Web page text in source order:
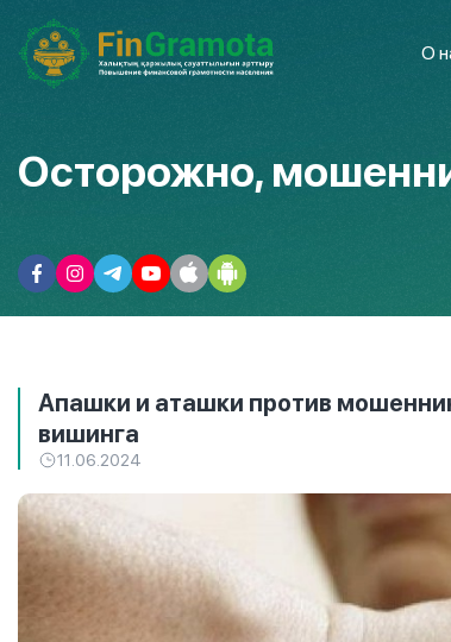
О
Осторожно,
Апашки и аташки против
вишинга
11.06.2024